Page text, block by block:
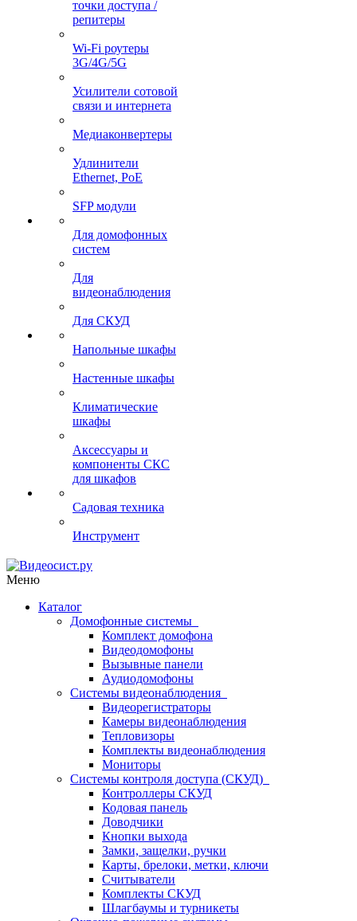
точки доступа /
репитеры
Wi-Fi роутеры
3G/4G/5G
Усилители сотовой
связи и интернета
Медиаконвертеры
Удлинители
Ethernet, PoE
SFP модули
Для домофонных
систем
Для
видеонаблюдения
Для СКУД
Напольные шкафы
Настенные шкафы
Климатические
шкафы
Аксессуары и
компоненты СКС
для шкафов
Садовая техника
Инструмент
Меню
Каталог
Домофонные системы
Комплект домофона
Видеодомофоны
Вызывные панели
Аудиодомофоны
Системы видеонаблюдения
Видеорегистраторы
Камеры видеонаблюдения
Тепловизоры
Комплекты видеонаблюдения
Мониторы
Системы контроля доступа (СКУД)
Контроллеры СКУД
Кодовая панель
Доводчики
Кнопки выхода
Замки, защелки, ручки
Карты, брелоки, метки, ключи
Считыватели
Комплекты СКУД
Шлагбаумы и турникеты